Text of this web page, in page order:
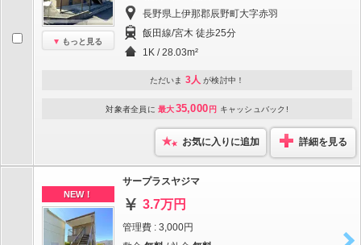
もっと見る
長野県上伊那郡辰野町大字赤羽
飯田線/宮木 徒歩25分
1K / 28.03m²
ただいま 3人 が検討中！
対象者全員に 最大35,000 円 キャッシュバック!
お気に入りに追加 詳細を見る
NEW！
サープラスヤジマ
3.7万円
管理費 : 3,000円